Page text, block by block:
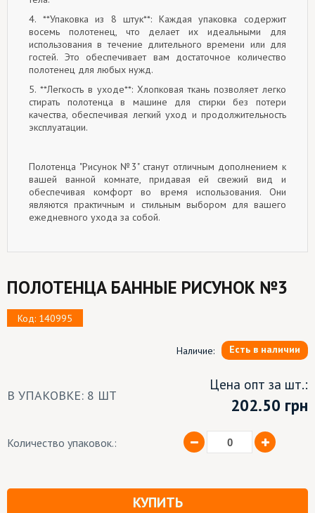
4. **Упаковка из 8 штук**: Каждая упаковка содержит
восемь полотенец, что делает их идеальными для
использования в течение длительного времени или для
гостей. Это обеспечивает вам достаточное количество
полотенец для любых нужд.
5. **Легкость в уходе**: Хлопковая ткань позволяет легко
стирать полотенца в машине для стирки без потери
качества, обеспечивая легкий уход и продолжительность
эксплуатации.
Полотенца "Рисунок №3" станут отличным дополнением к
вашей ванной комнате, придавая ей свежий вид и
обеспечивая комфорт во время использования. Они
являются практичным и стильным выбором для вашего
ежедневного ухода за собой.
ПОЛОТЕНЦА БАННЫЕ РИСУНОК №3
Код: 140995
Наличие: Есть в наличии
В УПАКОВКЕ: 8 ШТ
Цена опт за шт.:
202.50 грн
Количество упаковок.:
КУПИТЬ